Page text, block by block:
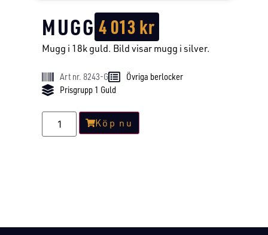
MUGG 4 013kr
Mugg i 18k guld. Bild visar mugg i silver.
Art nr. 8243-G
Övriga berlocker
Prisgrupp 1 Guld
Köp nu